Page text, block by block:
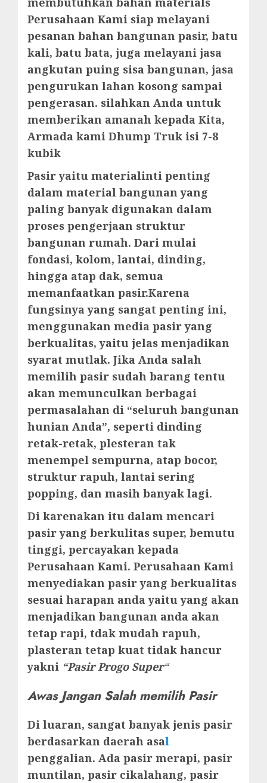
Perusahaan Kami siap melayani
pesanan bahan bangunan pasir, batu
kali, batu bata, juga melayani jasa
angkutan puing sisa bangunan, jasa
pengurukan lahan kosong sampai
pengerasan. silahkan Anda untuk
memberikan amanah kepada Kita,
Armada kami Dhump Truk isi 7-8
kubik
Pasir yaitu materialinti penting
dalam material bangunan yang
paling banyak digunakan dalam
proses pengerjaan struktur
bangunan rumah. Dari mulai
fondasi, kolom, lantai, dinding,
hingga atap dak, semua
memanfaatkan pasir.Karena
fungsinya yang sangat penting ini,
menggunakan media pasir yang
berkualitas, yaitu jelas menjadikan
syarat mutlak. Jika Anda salah
memilih pasir sudah barang tentu
akan memunculkan berbagai
permasalahan di “seluruh bangunan
hunian Anda”, seperti dinding
retak-retak, plesteran tak
menempel sempurna, atap bocor,
struktur rapuh, lantai sering
popping, dan masih banyak lagi.
Di karenakan itu dalam mencari
pasir yang berkulitas super, bemutu
tinggi, percayakan kepada
Perusahaan Kami. Perusahaan Kami
menyediakan pasir yang berkualitas
sesuai harapan anda yaitu yang akan
menjadikan bangunan anda akan
tetap rapi, tdak mudah rapuh,
plasteran tetap kuat tidak hancur
yakni “Pasir Progo Super“
Awas Jangan Salah memilih Pasir
Di luaran, sangat banyak jenis pasir
berdasarkan daerah asal
penggalian. Ada pasir merapi, pasir
muntilan, pasir cikalahang, pasir